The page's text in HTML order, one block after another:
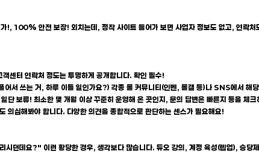
!, 100% 안전 보장! 외치는데, 정작 사이트 들어가 보면 사업자 정보도 없고, 연락
센터 연락처 정도는 투명하게 공개합니다. 확인 필수!
서 쓰는 거, 하루 이틀 일인가요?) 각종 롤 커뮤니티(인벤, 롤갤 등)나 SNS에서 해
단 보류! 최소한 몇 개월 이상 꾸준히 운영해 온 곳인지, 문의 답변은 빠른지 등을 체크
의심해봐야 합니다. 다양한 의견을 종합적으로 판단하는 센스가 필요해요!
시던데요?" 이런 황당한 경우, 생각보다 많습니다. 듀오 강의, 계정 육성(렙업), 승당